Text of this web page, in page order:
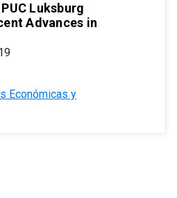
Luksburg
Advances in
Económicas y